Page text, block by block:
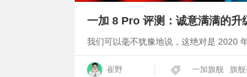
一加 8 Pro 评测：诚意满满的升
我们可以毫不犹豫地说，这绝对是 2020
崔野 一加旗舰 旗